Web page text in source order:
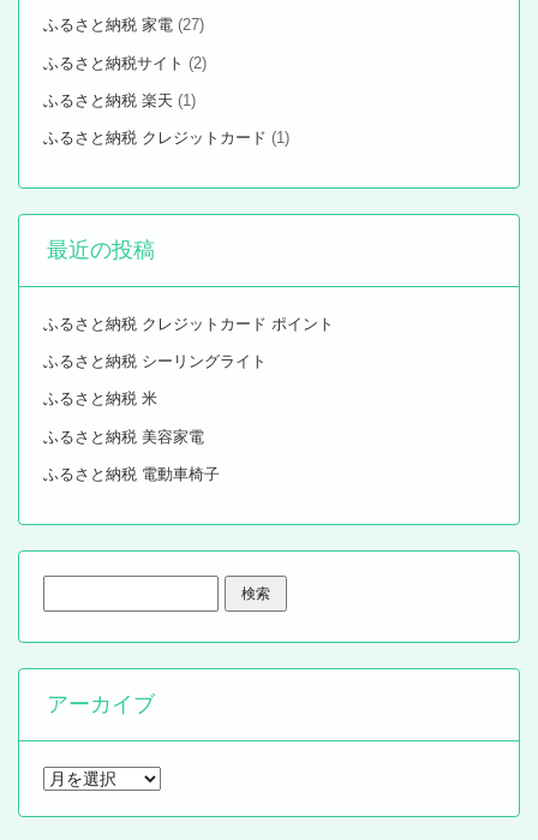
ふるさと納税 家電 (27)
ふるさと納税サイト (2)
ふるさと納税 楽天 (1)
ふるさと納税 クレジットカード (1)
最近の投稿
ふるさと納税 クレジットカード ポイント
ふるさと納税 シーリングライト
ふるさと納税 米
ふるさと納税 美容家電
ふるさと納税 電動車椅子
索:
アーカイブ
ア